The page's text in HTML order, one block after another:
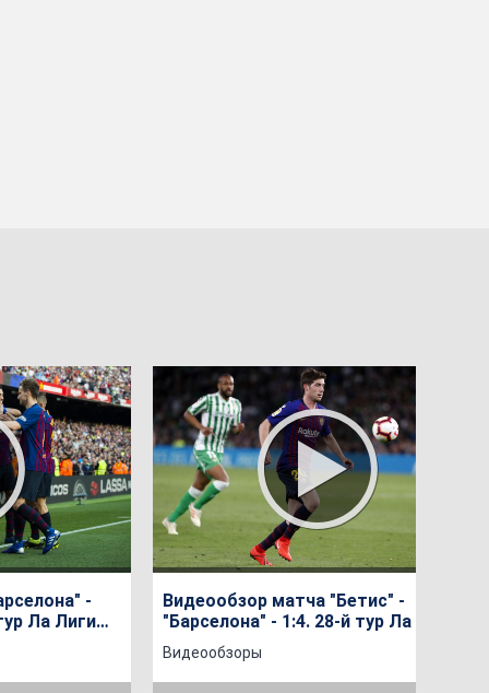
-
Ла Лиги
Видеообзор матча "Бетис" -
"Барселона" - 1:4. 28-й тур Ла Лиги
сезона 2018/2019
Видеообзоры